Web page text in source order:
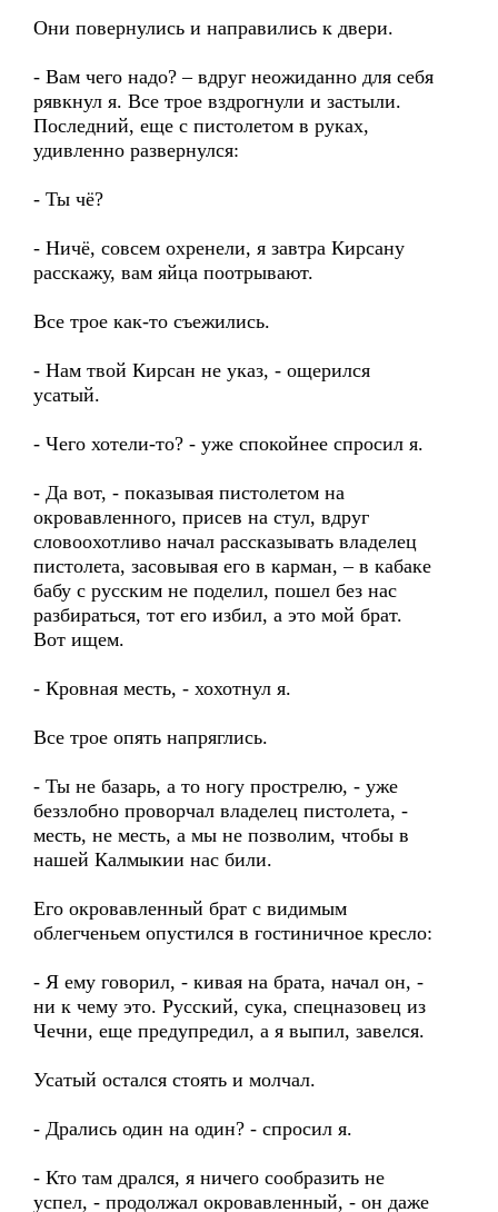
Они повернулись и направились к двери.
- Вам чего надо? – вдруг неожиданно для себя
рявкнул я. Все трое вздрогнули и застыли.
Последний, еще с пистолетом в руках,
удивленно развернулся:
- Ты чё?
- Ничё, совсем охренели, я завтра Кирсану
расскажу, вам яйца поотрывают.
Все трое как-то съежились.
- Нам твой Кирсан не указ, - ощерился
усатый.
- Чего хотели-то? - уже спокойнее спросил я.
- Да вот, - показывая пистолетом на
окровавленного, присев на стул, вдруг
словоохотливо начал рассказывать владелец
пистолета, засовывая его в карман, – в кабаке
бабу с русским не поделил, пошел без нас
разбираться, тот его избил, а это мой брат.
Вот ищем.
- Кровная месть, - хохотнул я.
Все трое опять напряглись.
- Ты не базарь, а то ногу прострелю, - уже
беззлобно проворчал владелец пистолета, -
месть, не месть, а мы не позволим, чтобы в
нашей Калмыкии нас били.
Его окровавленный брат с видимым
облегченьем опустился в гостиничное кресло:
- Я ему говорил, - кивая на брата, начал он, -
ни к чему это. Русский, сука, спецназовец из
Чечни, еще предупредил, а я выпил, завелся.
Усатый остался стоять и молчал.
- Дрались один на один? - спросил я.
- Кто там дрался, я ничего сообразить не
успел, - продолжал окровавленный, - он даже